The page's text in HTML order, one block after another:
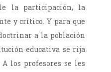
la participación, la
y crítico. Y para que
a la población
educativa se rija
los profesores se les